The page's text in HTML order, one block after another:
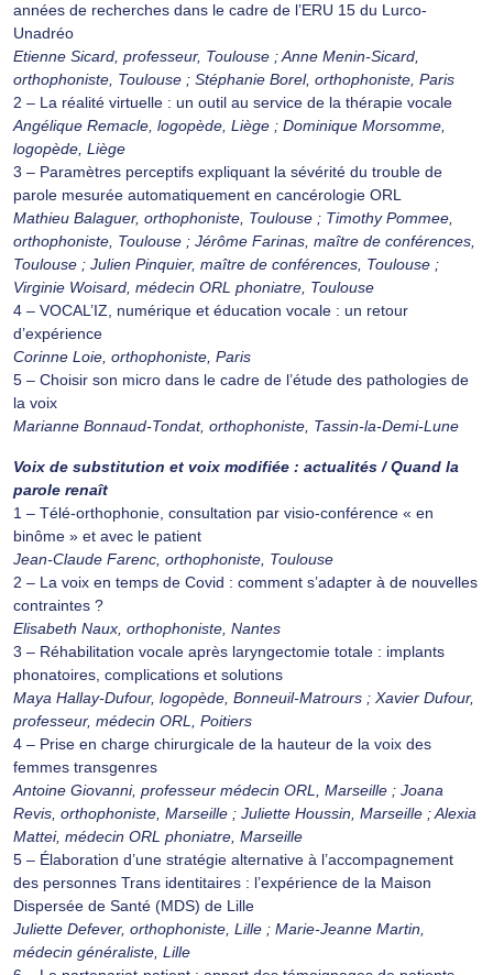
années de recherches dans le cadre de l’ERU 15 du Lurco-
Unadréo
Etienne Sicard, professeur, Toulouse ; Anne Menin-Sicard,
orthophoniste, Toulouse ; Stéphanie Borel, orthophoniste, Paris
2 – La réalité virtuelle : un outil au service de la thérapie vocale
Angélique Remacle, logopède, Liège ; Dominique Morsomme,
logopède, Liège
3 – Paramètres perceptifs expliquant la sévérité du trouble de
parole mesurée automatiquement en cancérologie ORL
Mathieu Balaguer, orthophoniste, Toulouse ; Timothy Pommee,
orthophoniste, Toulouse ; Jérôme Farinas, maître de conférences,
Toulouse ; Julien Pinquier, maître de conférences, Toulouse ;
Virginie Woisard, médecin ORL phoniatre, Toulouse
4 – VOCAL’IZ, numérique et éducation vocale : un retour
d’expérience
Corinne Loie, orthophoniste, Paris
5 – Choisir son micro dans le cadre de l’étude des pathologies de
la voix
Marianne Bonnaud-Tondat, orthophoniste, Tassin-la-Demi-Lune
Voix de substitution et voix modifiée : actualités / Quand la
parole renaît
1 – Télé-orthophonie, consultation par visio-conférence « en
binôme » et avec le patient
Jean-Claude Farenc, orthophoniste, Toulouse
2 – La voix en temps de Covid : comment s’adapter à de nouvelles
contraintes ?
Elisabeth Naux, orthophoniste, Nantes
3 – Réhabilitation vocale après laryngectomie totale : implants
phonatoires, complications et solutions
Maya Hallay-Dufour, logopède, Bonneuil-Matrours ; Xavier Dufour,
professeur, médecin ORL, Poitiers
4 – Prise en charge chirurgicale de la hauteur de la voix des
femmes transgenres
Antoine Giovanni, professeur médecin ORL, Marseille ; Joana
Revis, orthophoniste, Marseille ; Juliette Houssin, Marseille ; Alexia
Mattei, médecin ORL phoniatre, Marseille
5 – Élaboration d’une stratégie alternative à l’accompagnement
des personnes Trans identitaires : l’expérience de la Maison
Dispersée de Santé (MDS) de Lille
Juliette Defever, orthophoniste, Lille ; Marie-Jeanne Martin,
médecin généraliste, Lille